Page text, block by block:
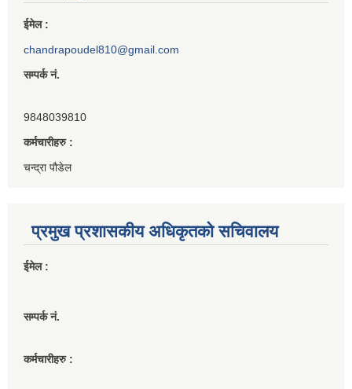
ईमेल :
chandrapoudel810@gmail.com
सम्पर्क नं.
9848039810
कर्मचारीहरु :
चन्द्रा पौडेल
प्रमुख प्रशासकीय अधिकृतको सचिवालय
ईमेल :
सम्पर्क नं.
कर्मचारीहरु :